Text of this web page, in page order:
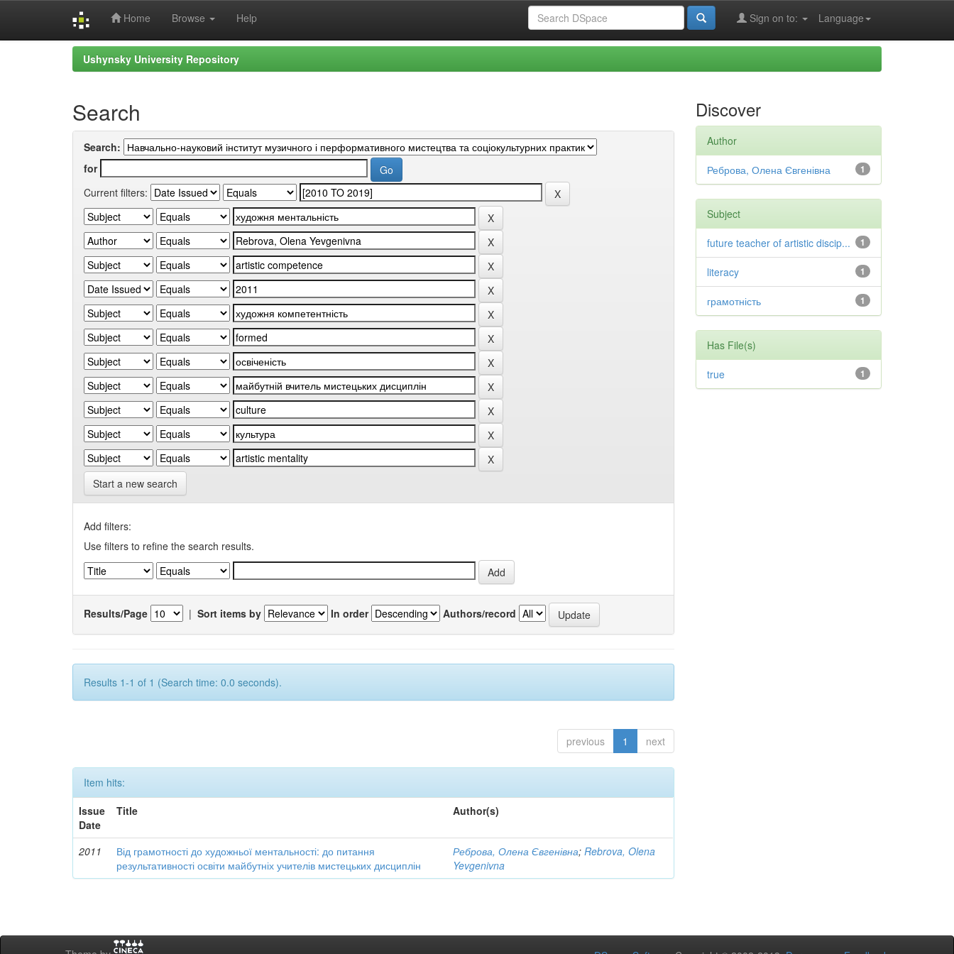
Home Browse Help Language
Sign on to:
Ushynsky University Repository
Search
Search:
for
Current filters:
Start a new search
Add filters:
Use filters to refine the search results.
Results/Page | Sort items by In order Authors/record
Results 1-1 of 1 (Search time: 0.0 seconds).
previous 1 next
Item hits:
Issue
Date
Title Author(s)
2011
Від грамотності до художньої ментальності: до питання
результативності освіти майбутніх учителів мистецьких дисциплін
Реброва, Олена Євгенівна;Rebrova, Olena
Yevgenivna
Discover
Author
1
Реброва, Олена Євгенівна
Subject
1
future teacher of artistic discip...
1
literacy
1
грамотність
Has File(s)
1
true